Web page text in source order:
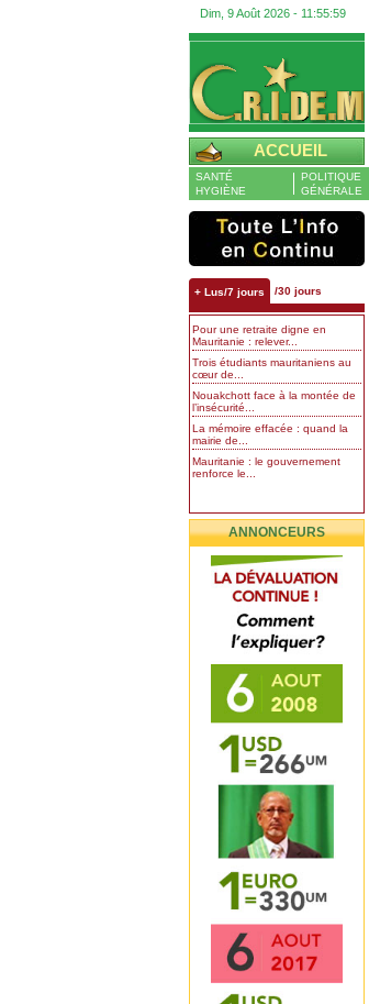
Dim, 9 Août 2026 - 11:56:00
ACCUEIL
SANTÉ
HYGIÈNE
POLITIQUE
GÉNÉRALE
+ Lus/7 jours /30 jours
Pour une retraite digne en
Mauritanie : relever...
Trois étudiants mauritaniens au
cœur de...
Nouakchott face à la montée de
l’insécurité...
La mémoire effacée : quand la
mairie de...
Mauritanie : le gouvernement
renforce le...
ANNONCEURS